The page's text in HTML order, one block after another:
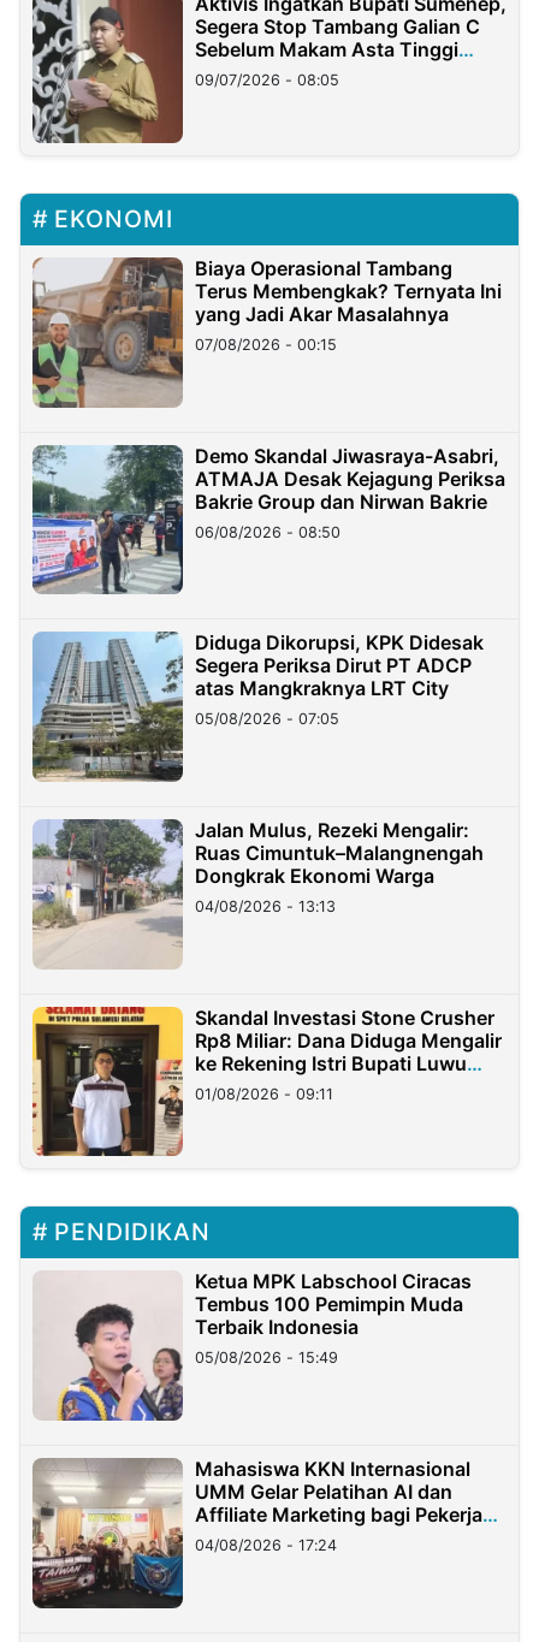
Segera Stop Tambang Galian C
Sebelum Makam Asta Tinggi
Longsor
09/07/2026 - 08:05
EKONOMI
Biaya Operasional Tambang
Terus Membengkak? Ternyata Ini
yang Jadi Akar Masalahnya
07/08/2026 - 00:15
Demo Skandal Jiwasraya-Asabri,
ATMAJA Desak Kejagung Periksa
Bakrie Group dan Nirwan Bakrie
06/08/2026 - 08:50
Diduga Dikorupsi, KPK Didesak
Segera Periksa Dirut PT ADCP
atas Mangkraknya LRT City
05/08/2026 - 07:05
Jalan Mulus, Rezeki Mengalir:
Ruas Cimuntuk–Malangnengah
Dongkrak Ekonomi Warga
04/08/2026 - 13:13
Skandal Investasi Stone Crusher
Rp8 Miliar: Dana Diduga Mengalir
ke Rekening Istri Bupati Luwu
Timur
01/08/2026 - 09:11
PENDIDIKAN
Ketua MPK Labschool Ciracas
Tembus 100 Pemimpin Muda
Terbaik Indonesia
05/08/2026 - 15:49
Mahasiswa KKN Internasional
UMM Gelar Pelatihan AI dan
Affiliate Marketing bagi Pekerja
Migran Indonesia di Taiwan
04/08/2026 - 17:24